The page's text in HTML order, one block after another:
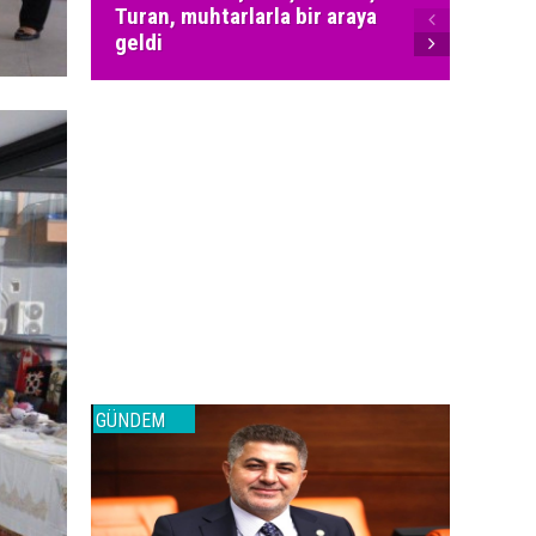
Turan, muhtarlarla bir araya
geldi
GÜNDEM